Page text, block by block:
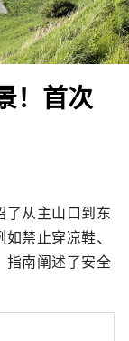
！首次
了从主山口到东
禁止穿凉鞋、
指南阐述了安全